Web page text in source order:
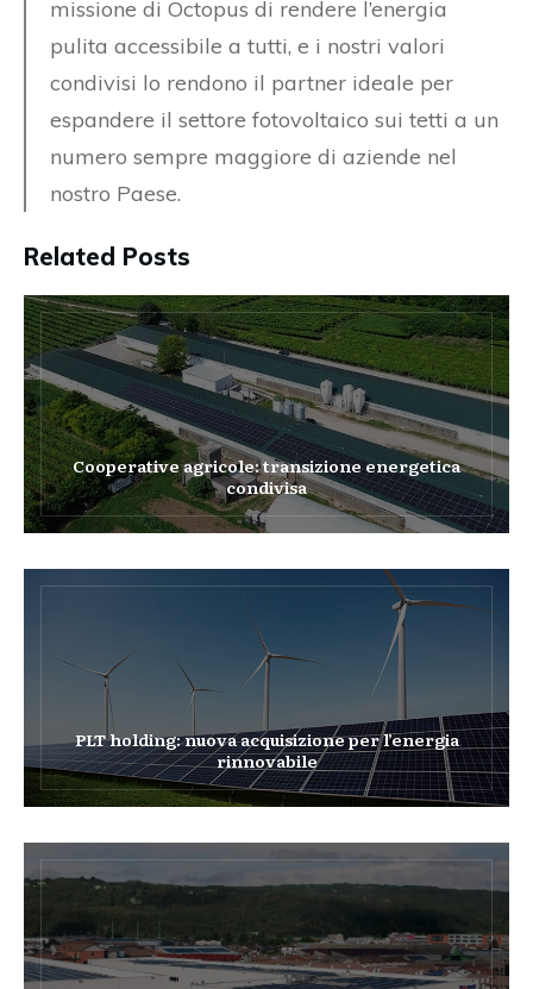
missione di Octopus di rendere l’energia
pulita accessibile a tutti, e i nostri valori
condivisi lo rendono il partner ideale per
espandere il settore fotovoltaico sui tetti a un
numero sempre maggiore di aziende nel
nostro Paese.
Related Posts
Cooperative agricole: transizione energetica
condivisa
PLT holding: nuova acquisizione per l’energia
rinnovabile